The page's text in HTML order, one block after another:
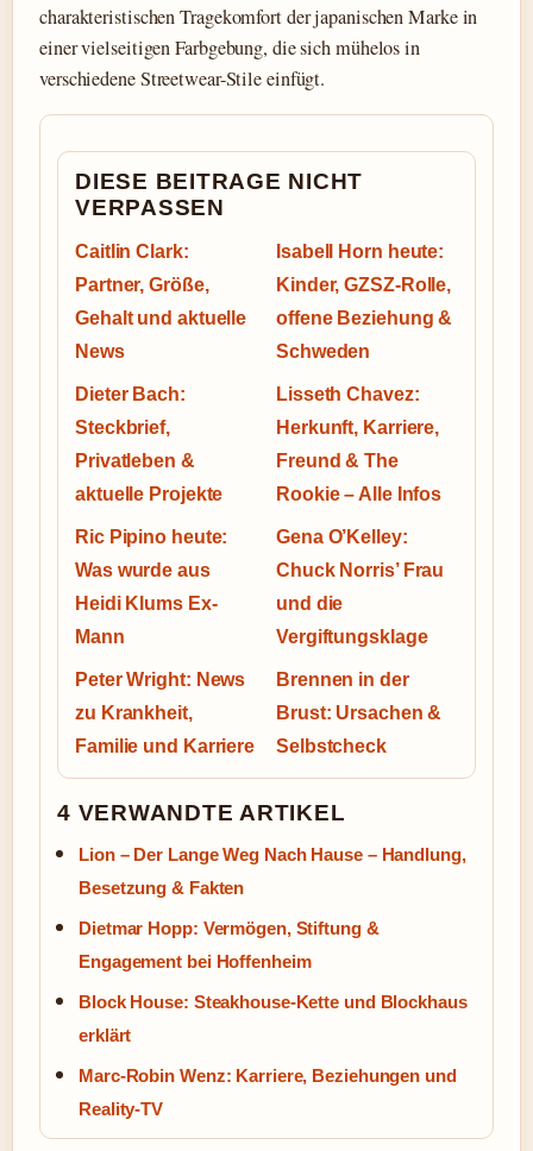
charakteristischen Tragekomfort der japanischen Marke in
einer vielseitigen Farbgebung, die sich mühelos in
verschiedene Streetwear-Stile einfügt.
DIESE BEITRAGE NICHT
VERPASSEN
Caitlin Clark:
Partner, Größe,
Gehalt und aktuelle
News
Isabell Horn heute:
Kinder, GZSZ-Rolle,
offene Beziehung &
Schweden
Dieter Bach:
Steckbrief,
Privatleben &
aktuelle Projekte
Lisseth Chavez:
Herkunft, Karriere,
Freund & The
Rookie – Alle Infos
Ric Pipino heute:
Was wurde aus
Heidi Klums Ex-
Mann
Gena O’Kelley:
Chuck Norris’ Frau
und die
Vergiftungsklage
Peter Wright: News
zu Krankheit,
Familie und Karriere
Brennen in der
Brust: Ursachen &
Selbstcheck
4 VERWANDTE ARTIKEL
Lion – Der Lange Weg Nach Hause – Handlung,
Besetzung & Fakten
Dietmar Hopp: Vermögen, Stiftung &
Engagement bei Hoffenheim
Block House: Steakhouse-Kette und Blockhaus
erklärt
Marc-Robin Wenz: Karriere, Beziehungen und
Reality-TV